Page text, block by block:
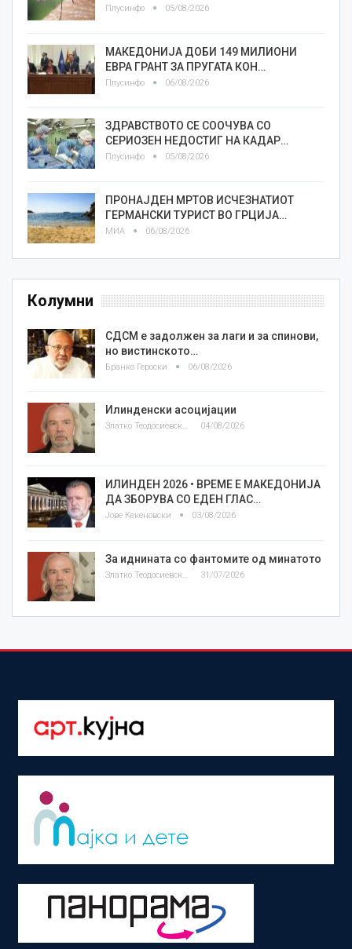
Плусинфо 05/08/2026
МАКЕДОНИЈА ДОБИ 149 МИЛИОНИ
ЕВРА ГРАНТ ЗА ПРУГАТА КОН…
Плусинфо 06/08/2026
ЗДРАВСТВОТО СЕ СООЧУВА СО
СЕРИОЗЕН НЕДОСТИГ НА КАДАР…
Плусинфо 05/08/2026
ПРОНАЈДЕН МРТОВ ИСЧЕЗНАТИОТ
ГЕРМАНСКИ ТУРИСТ ВО ГРЦИЈА…
МИА 06/08/2026
Колумни
СДСМ е задолжен за лаги и за спинови,
но вистинското…
Бранко Героски 06/08/2026
Илинденски асоцијации
Златко Теодосиевски 04/08/2026
ИЛИНДЕН 2026 • ВРЕМЕ Е МАКЕДОНИЈА
ДА ЗБОРУВА СО ЕДЕН ГЛАС…
Јове Кекеновски 03/08/2026
За иднината со фантомите од минатото
31/07/2026